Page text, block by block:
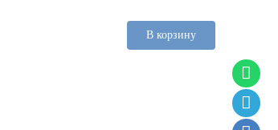
В корзину